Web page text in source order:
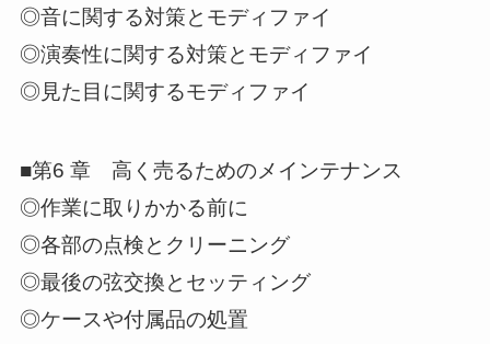
◎音に関する対策とモディファイ
◎演奏性に関する対策とモディファイ
◎見た目に関するモディファイ
■第6 章 高く売るためのメインテナンス
◎作業に取りかかる前に
◎各部の点検とクリーニング
◎最後の弦交換とセッティング
◎ケースや付属品の処置